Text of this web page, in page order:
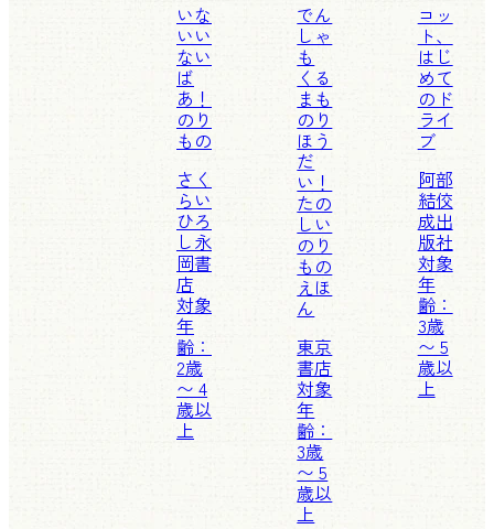
いな
いい
ない
ば
あ！
のり
もの
さく
らい
ひろ
し永
岡書
店
対象
年
齢：
2歳
〜 4
歳以
上
でん
しゃ
も
くる
まも
のり
ほう
だ
い！
たの
しい
のり
もの
えほ
ん
東京
書店
対象
年
齢：
3歳
〜 5
歳以
上
コッ
ト、
はじ
めて
のド
ライ
ブ
阿部
結佼
成出
版社
対象
年
齢：
3歳
〜 5
歳以
上